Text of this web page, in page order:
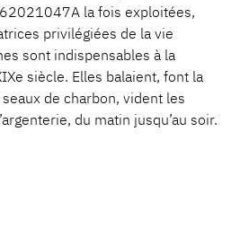
la fois exploitées,
privilégiées de la vie
sont indispensables à la
siècle. Elles balaient, font la
de charbon, vident les
du matin jusqu’au soir.